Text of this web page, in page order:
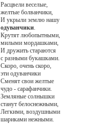
Расцвели веселые,
желтые болванчики,
И укрыли землю нашу
одуванчики.
Крутят любопытными,
милыми мордашками,
И дружить стараются
с разными букашками.
Скоро, очень скоро,
эти одуванчики
Сменят свои желтые
чудо - сарафанчики.
Земляные солнышки
станут белоснежными,
Легкими, воздушными
шариками нежными.